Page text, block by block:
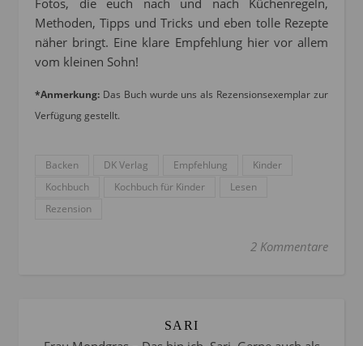
Fotos, die euch nach und nach Küchenregeln,
Methoden, Tipps und Tricks und eben tolle Rezepte
näher bringt. Eine klare Empfehlung hier vor allem
vom kleinen Sohn!
*Anmerkung: Das Buch wurde uns als Rezensionsexemplar zur
Verfügung gestellt.
Backen DK Verlag Empfehlung
Kinder
Kochbuch
Kochbuch für Kinder
Lesen
Rezension
2 Kommentare
SARI